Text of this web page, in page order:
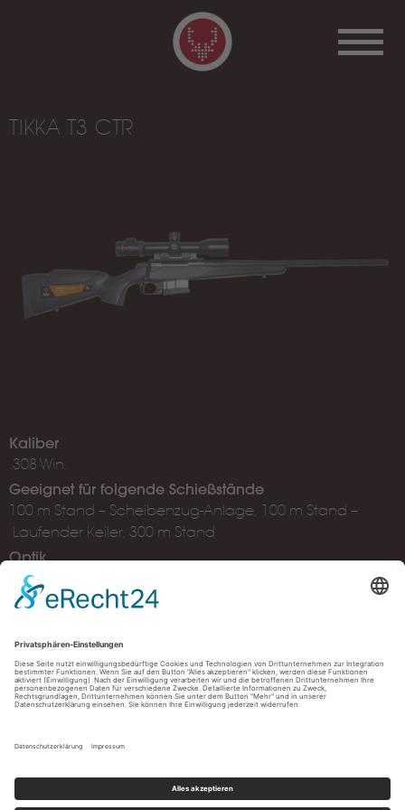
TIKKA T3 CTR
Kaliber
.308 Win.
Geeignet für folgende Schießstände
100 m Stand – Scheibenzug-Anlage, 100 m Stand –
Laufender Keiler, 300 m Stand
Optik
Zeiss Victory V8 1,9-14x50 ZM
Müller Schießzentrum Ulm, Albstraße 78, 89081 Ulm
Shop: Di. - Sa. 09:45 - 19:00 Uhr